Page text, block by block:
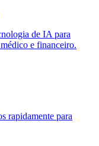
de IA para
e financeiro.
rapidamente para